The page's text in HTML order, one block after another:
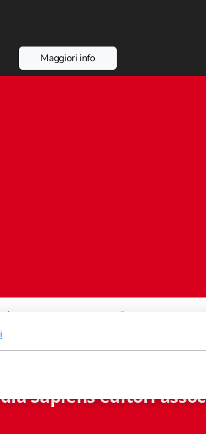
Maggiori info
Sapiens editori